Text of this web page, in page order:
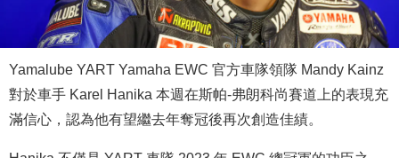
Yamalube YART Yamaha EWC 官方車隊領隊 Mandy Kainz
對於車手 Karel Hanika 本週在斯帕-弗朗科尚賽道上的表現充
滿信心，認為他有望繼去年奪冠後再次創造佳績。